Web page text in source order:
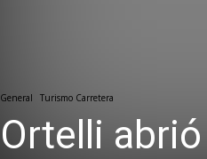
General Turismo Carretera
Ortelli